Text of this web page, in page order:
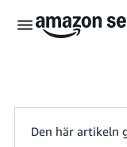
Den här artikeln